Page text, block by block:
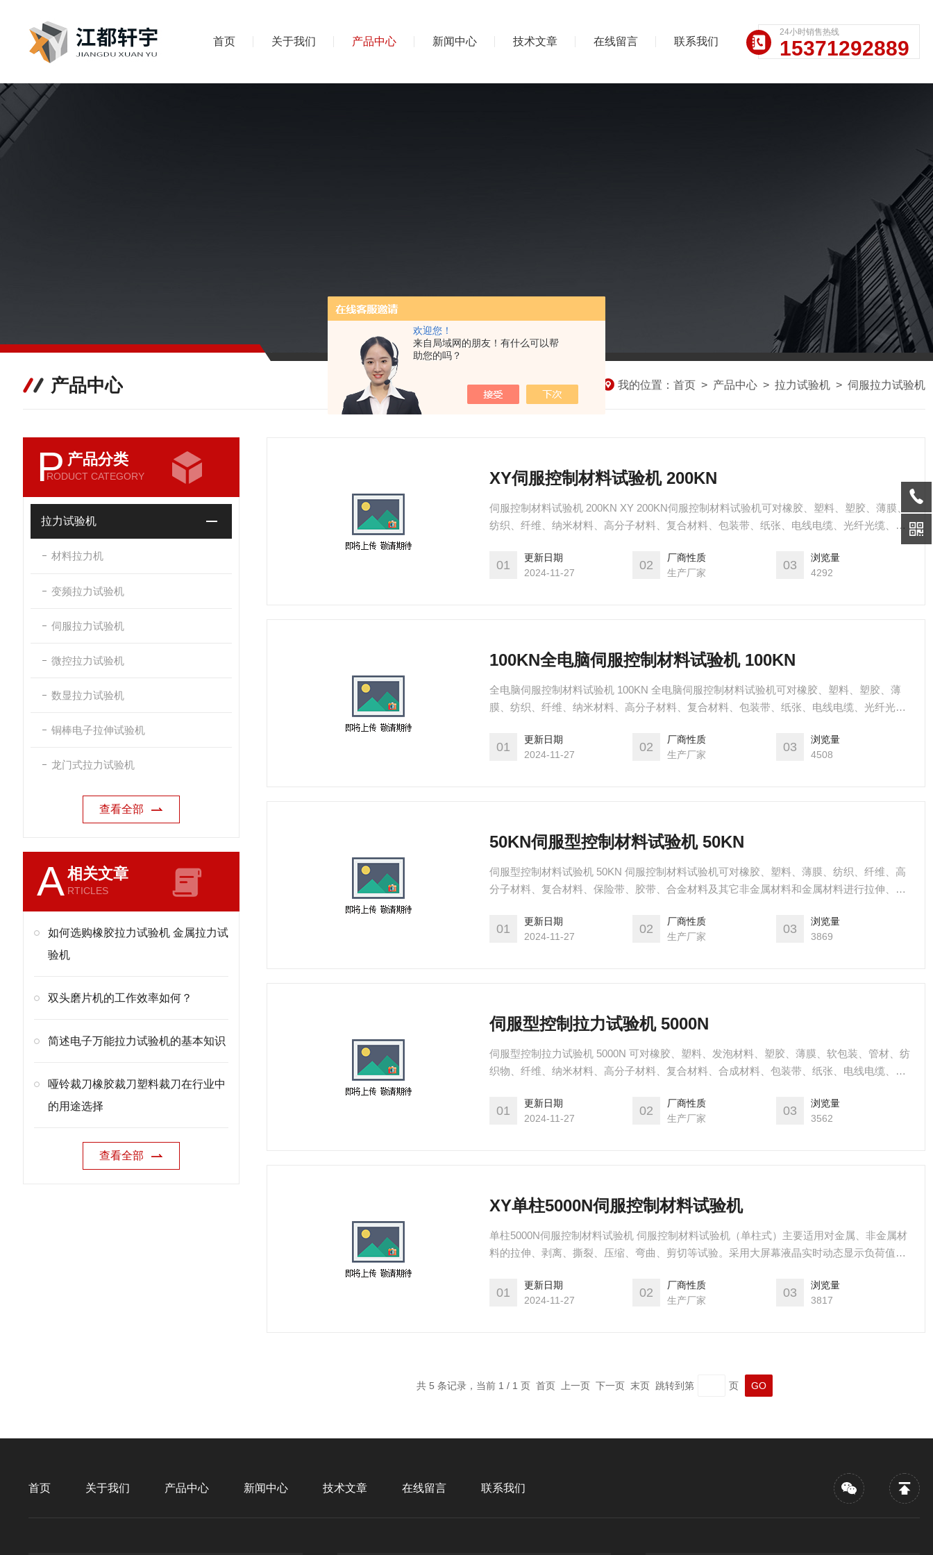
欢迎您！
来自局域网的朋友！有什么可以帮
助您的吗？
首页 关于我们 产品中心 新闻中心 技术文章 在线留言 联系我们
24小时销售热线
15371292889
产品中心 我的位置： 首页 > 产品中心 > 拉力试验机 > 伺服拉力试验机
P 产品分类
RODUCT CATEGORY
拉力试验机
材料拉力机
变频拉力试验机
伺服拉力试验机
微控拉力试验机
数显拉力试验机
铜棒电子拉伸试验机
龙门式拉力试验机
查看全部
A相关文章
RTICLES
如何选购橡胶拉力试验机 金属拉力试
验机
双头磨片机的工作效率如何？
简述电子万能拉力试验机的基本知识
哑铃裁刀橡胶裁刀塑料裁刀在行业中
的用途选择
查看全部
XY伺服控制材料试验机 200KN
伺服控制材料试验机 200KN XY 200KN伺服控制材料试验机可对橡胶、塑料、塑胶、薄膜、
纺织、纤维、纳米材料、高分子材料、复合材料、包装带、纸张、电线电缆、光纤光缆、安
全带、保险带、皮革皮带、鞋类、胶带、聚合物、弹簧钢、轴承钢、不锈钢、铸件、钢板、
钢带、有色金属、汽车零部件、合金材料及其它非金属材料和金属材料进行拉伸、压缩、弯
曲、撕裂、90°剥离、180°剥离、剪切、粘合力、拔出力、延伸伸长
01
更新日期
2024-11-27
02
厂商性质
生产厂家
03
浏览量
4292
100KN全电脑伺服控制材料试验机 100KN
全电脑伺服控制材料试验机 100KN 全电脑伺服控制材料试验机可对橡胶、塑料、塑胶、薄
膜、纺织、纤维、纳米材料、高分子材料、复合材料、包装带、纸张、电线电缆、光纤光
钢板、钢带、汽车零部件、合金材料及其它非金属材料和金属材料进行拉伸、压缩、弯曲、
撕裂、90°剥离、180°剥离、剪切、粘合力、拔出力、延伸伸长率等试验。
01
更新日期
2024-11-27
02
厂商性质
生产厂家
03
浏览量
4508
50KN伺服型控制材料试验机 50KN
伺服型控制材料试验机 50KN 伺服控制材料试验机可对橡胶、塑料、薄膜、纺织、纤维、高
分子材料、复合材料、保险带、胶带、合金材料及其它非金属材料和金属材料进行拉伸、压
01
更新日期
2024-11-27
02
厂商性质
生产厂家
03
浏览量
3869
伺服型控制拉力试验机 5000N
伺服型控制拉力试验机 5000N 可对橡胶、塑料、发泡材料、塑胶、薄膜、软包装、管材、纺
织物、纤维、纳米材料、高分子材料、复合材料、合成材料、包装带、纸张、电线电缆、光
金属丝、不锈钢、铸件、铜管、有色金属进行拉伸、压缩、弯曲、撕裂、90°剥离、180°剥
离、剪切、粘合力、拔出力、延伸伸长率等试验。
01
更新日期
2024-11-27
02
厂商性质
生产厂家
03
浏览量
3562
XY单柱5000N伺服控制材料试验机
单柱5000N伺服控制材料试验机 伺服控制材料试验机（单柱式）主要适用对金属、非金属材
料的拉伸、剥离、撕裂、压缩、弯曲、剪切等试验。采用大屏幕液晶实时动态显示负荷值、
曲线。
01
更新日期
2024-11-27
02
厂商性质
生产厂家
03
浏览量
3817
共 5 条记录，当前 1 / 1 页 首页 上一页 下一页 末页 跳转到第 页
首页 关于我们 产品中心 新闻中心 技术文章 在线留言 联系我们